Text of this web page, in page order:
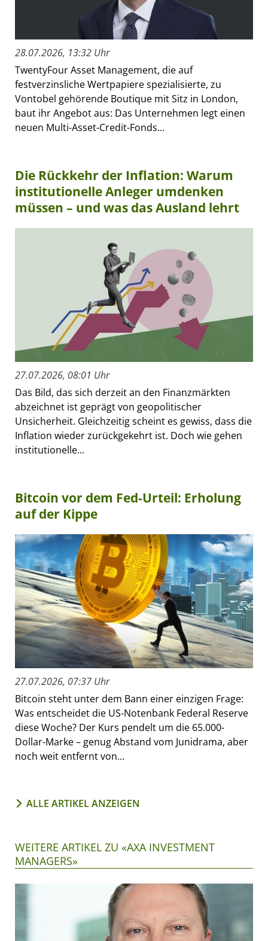
28.07.2026, 13:32 Uhr
TwentyFour Asset Management, die auf
festverzinsliche Wertpapiere spezialisierte, zu
Vontobel gehörende Boutique mit Sitz in London,
baut ihr Angebot aus: Das Unternehmen legt einen
neuen Multi-Asset-Credit-Fonds...
Die Rückkehr der Inflation: Warum
institutionelle Anleger umdenken
müssen – und was das Ausland lehrt
27.07.2026, 08:01 Uhr
Das Bild, das sich derzeit an den Finanzmärkten
abzeichnet ist geprägt von geopolitischer
Unsicherheit. Gleichzeitig scheint es gewiss, dass die
Inflation wieder zurückgekehrt ist. Doch wie gehen
institutionelle...
Bitcoin vor dem Fed-Urteil: Erholung
auf der Kippe
27.07.2026, 07:37 Uhr
Bitcoin steht unter dem Bann einer einzigen Frage:
Was entscheidet die US-Notenbank Federal Reserve
diese Woche? Der Kurs pendelt um die 65.000-
Dollar-Marke – genug Abstand vom Junidrama, aber
noch weit entfernt von...
ALLE ARTIKEL ANZEIGEN
WEITERE ARTIKEL ZU «AXA INVESTMENT
MANAGERS»